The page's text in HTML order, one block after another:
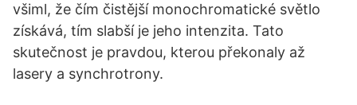
všiml, že čím čistější monochromatické světlo
získává, tím slabší je jeho intenzita. Tato
skutečnost je pravdou, kterou překonaly až
lasery a synchrotrony.